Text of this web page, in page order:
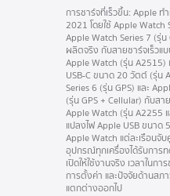
การชาร์จที่เร็วขึ้น: Apple ท
2021 โดยใช้ Apple Watch
Apple Watch Series 7 (รุ่
ผลิตจริง กับสายชาร์จเร็วแ
Apple Watch (รุ่น A2515)
USB‑C ขนาด 20 วัตต์ (รุ่น
Series 6 (รุ่น GPS) และ
(รุ่น GPS + Cellular) กับสา
Apple Watch (รุ่น A2255
แปลงไฟ Apple USB ขนาด
Apple Watch แต่ละเรือนจั
อุปกรณ์ทุกเครื่องได้รับการ
เปิดให้ใช้งานจริง เวลาใน
การตั้งค่า และปัจจัยด้านสภ
แตกต่างออกไป